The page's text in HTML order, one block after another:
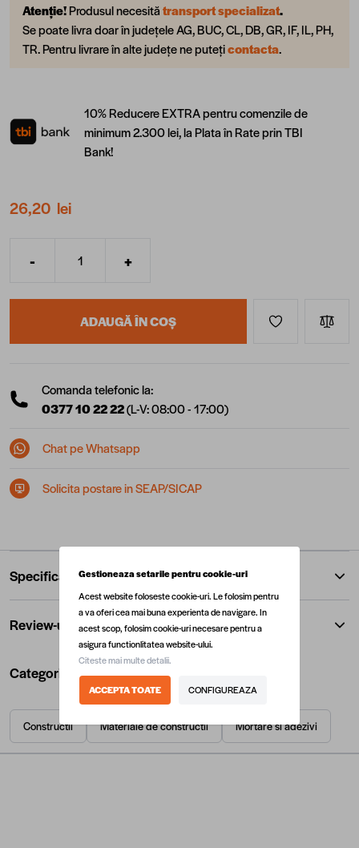
Atenție!Produsul necesitătransport specializat.
Se poate livra doar în județele AG, BUC, CL, DB, GR, IF, IL, PH,
TR. Pentru livrare în alte județe ne putețicontacta.
10% Reducere EXTRA pentru comenzile de
minimum 2.300 lei, la Plata în Rate prin TBI
Bank!
26,20 lei
Cantitate
- +
ADAUGĂ ÎN COȘ
Comanda telefonic la:
0377 10 22 22(L-V: 08:00 - 17:00)
Chat pe Whatsapp
Solicita postare in SEAP/SICAP
Specificatii
Review-uri
Categorii utile
Constructii Materiale de constructii Mortare si adezivi
Gestioneaza setarile pentru cookie-uri
Acest website foloseste cookie-uri. Le folosim pentru
a va oferi cea mai buna experienta de navigare. In
acest scop, folosim cookie-uri necesare pentru a
asigura functionlitatea website-ului.
Citeste mai multe detalii.
ACCEPTA TOATE CONFIGUREAZA